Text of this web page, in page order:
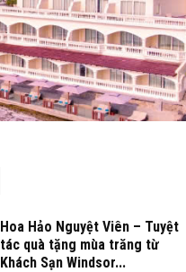
Hoa Hảo Nguyệt Viên – Tuyệt
tác quà tặng mùa trăng từ
Khách Sạn Windsor...